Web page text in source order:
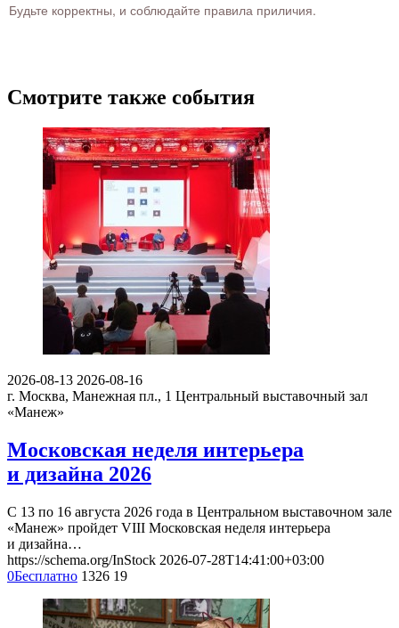
Будьте корректны, и соблюдайте правила приличия.
Смотрите также события
2026-08-13 2026-08-16
г. Москва, Манежная пл., 1 Центральный выставочный зал
«Манеж»
Московская неделя интерьера
и дизайна 2026
С 13 по 16 августа 2026 года в Центральном выставочном зале
«Манеж» пройдет VIII Московская неделя интерьера
и дизайна…
https://schema.org/InStock 2026-07-28T14:41:00+03:00
0Бесплатно 1326 19